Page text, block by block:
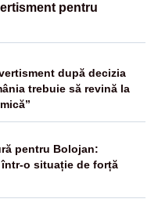
pentru
după decizia
trebuie să revină la
pentru Bolojan:
într-o situație de forță